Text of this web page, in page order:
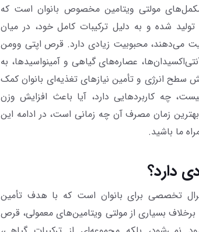
مولتی ویتامین مخصوص بانوان است که
توسط برند معتبر Optimum Nutrition (ON) تولید شده و به دلیل ترکیبات کامل خود، در میان
می‌دهند، محبوبیت زیادی دارد. قرص اپتی وومن
عصاره‌های گیاهی و آمینواسیدها، به
انرژی و تأمین نیازهای تغذیه‌ای بانوان کمک
چه کاربردهایی دارد، آیا باعث افزایش وزن
زمان مصرف آن چه زمانی است، در ادامه این
ما باشید.
دارد؟
تخصصی برای بانوان است که با هدف تأمین
بسیاری از مولتی ویتامین‌های معمولی، قرص